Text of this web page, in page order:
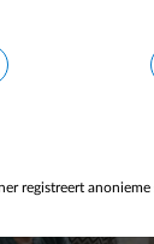
registreert